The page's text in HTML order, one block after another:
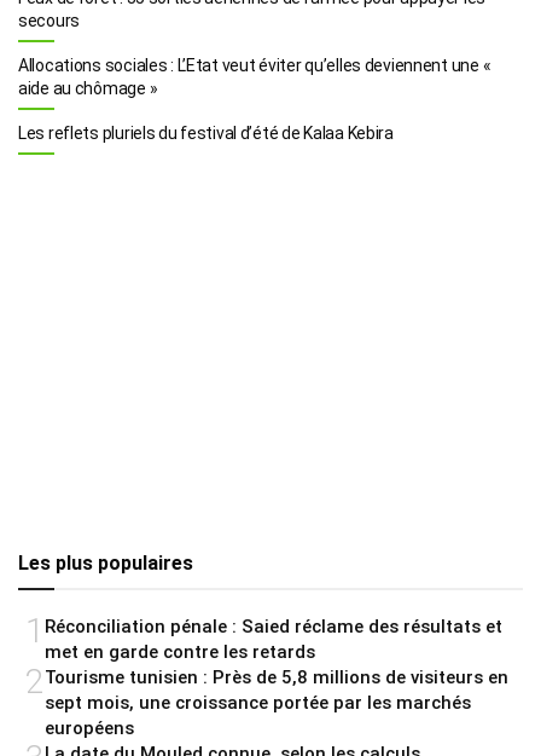
secours
Allocations sociales : L’Etat veut éviter qu’elles deviennent une «
aide au chômage »
Les reflets pluriels du festival d’été de Kalaa Kebira
Les plus populaires
1 Réconciliation pénale : Saied réclame des résultats et
met en garde contre les retards
2Tourisme tunisien : Près de 5,8 millions de visiteurs en
sept mois, une croissance portée par les marchés
européens